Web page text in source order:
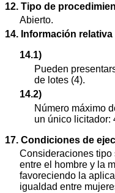
12. Tipo de
Abierto.
14. Información
14.1)
Pueden
de lotes (4).
14.2)
Número máximo
un único licitador:
17. Condiciones de
Consideraciones
entre el hombre y la
favoreciendo la
igualdad entre